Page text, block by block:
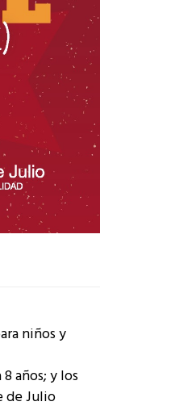
niños y
años; y los
de Julio